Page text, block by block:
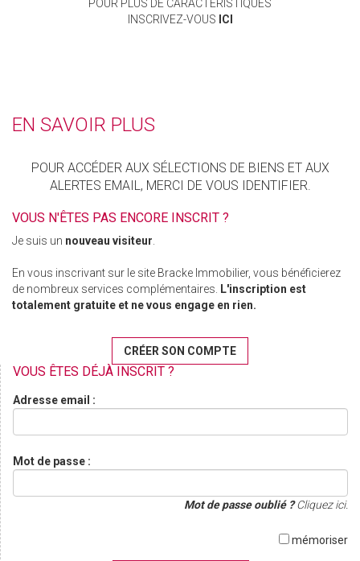
POUR PLUS DE CARACTÉRISTIQUES
INSCRIVEZ-VOUS ICI
EN SAVOIR PLUS
POUR ACCÉDER AUX SÉLECTIONS DE BIENS ET AUX
ALERTES EMAIL, MERCI DE VOUS IDENTIFIER.
VOUS N'ÊTES PAS ENCORE INSCRIT ?
Je suis un nouveau visiteur.
En vous inscrivant sur le site Bracke Immobilier, vous bénéficierez
de nombreux services complémentaires. L'inscription est
totalement gratuite et ne vous engage en rien.
CRÉER SON COMPTE
VOUS ÊTES DÉJÀ INSCRIT ?
Adresse email :
Mot de passe :
Mot de passe oublié ?Cliquez ici.
mémoriser